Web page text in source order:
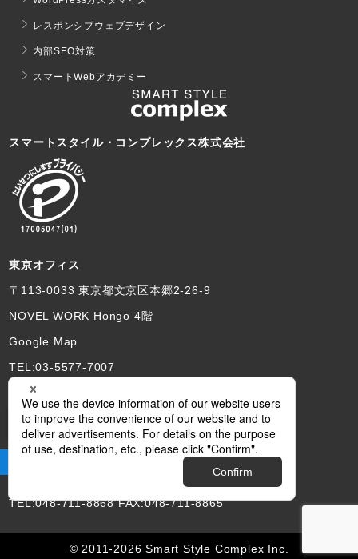
サイト閲覧をサポートします
レスポンシブウェブデザイン
内部SEO対策
スマートWebアカデミー
スマートスタイル・コンプレックス株式会社
東京オフィス
〒113-0033 東京都文京区本郷2-26-9
NOVEL WORK Hongo 4階
Google Map
TEL:03-5577-7007
埼玉本社
〒330-0063 さいたま市浦和区高砂2-12-12
あづまビル3FB
TEL:048-711-8868 FAX:048-711-8865
© 2011-2026 Smart Style Complex Inc.